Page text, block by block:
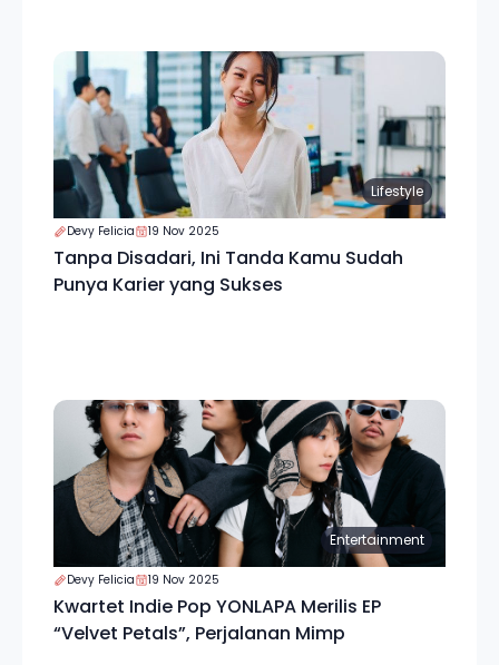
Lifestyle
Devy Felicia 19 Nov 2025
Tanpa Disadari, Ini Tanda Kamu Sudah
Punya Karier yang Sukses
Entertainment
Devy Felicia 19 Nov 2025
Kwartet Indie Pop YONLAPA Merilis EP
“Velvet Petals”, Perjalanan Mimp